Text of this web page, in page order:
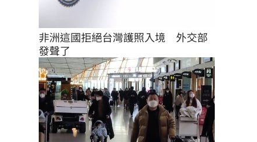
非洲這國拒絕台灣護照入境　外交部
發聲了